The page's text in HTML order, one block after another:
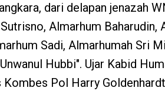
dari delapan jenazah
Almarhum Baharudin,
Sadi, Almarhumah Sri
Hubbi". Ujar Kabid
Pol Harry Goldenhardt